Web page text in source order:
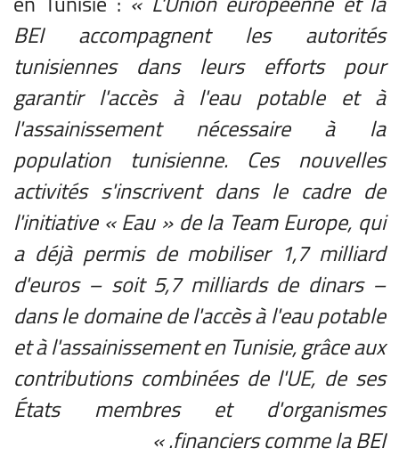
BEI accompagnent les autorités
tunisiennes dans leurs efforts pour
garantir l'accès à l'eau potable et à
l'assainissement nécessaire à la
population tunisienne. Ces nouvelles
activités s'inscrivent dans le cadre de
l'initiative « Eau » de la Team Europe, qui
a déjà permis de mobiliser 1,7 milliard
d'euros – soit 5,7 milliards de dinars –
dans le domaine de l'accès à l'eau potable
et à l'assainissement en Tunisie, grâce aux
contributions combinées de l'UE, de ses
États membres et d'organismes
financiers comme la BEI. »